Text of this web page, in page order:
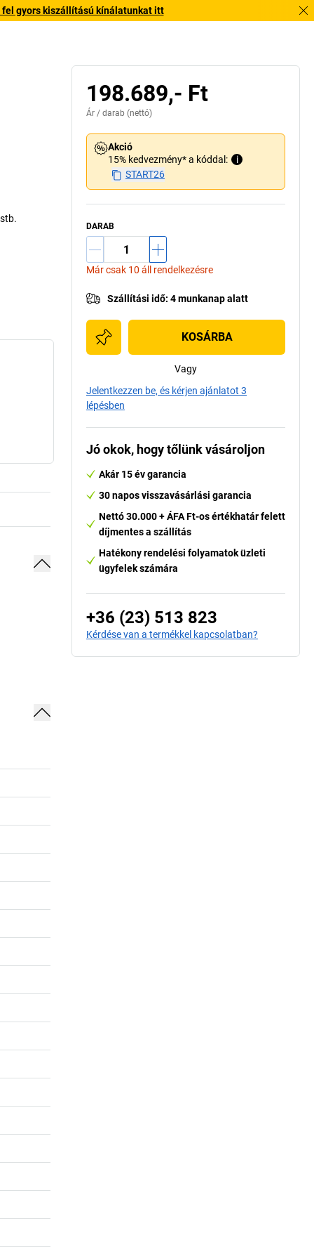
fel gyors kiszállítású kínálatunkat itt
198.689,- Ft
Ár / darab (nettó)
Akció
15% kedvezmény* a kóddal:
i
START26
DARAB
Már csak 10 áll rendelkezésre
Szállítási idő: 4 munkanap alatt
KOSÁRBA
Vagy
Jelentkezzen be, és kérjen ajánlatot 3
lépésben
Jó okok, hogy tőlünk vásároljon
Akár 15 év garancia
30 napos visszavásárlási garancia
Nettó 30.000 + ÁFA Ft-os értékhatár felett
díjmentes a szállítás
Hatékony rendelési folyamatok üzleti
ügyfelek számára
+36 (23) 513 823
Kérdése van a termékkel kapcsolatban?